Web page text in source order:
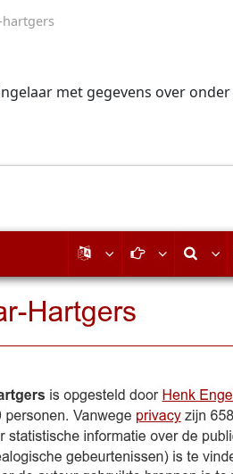
met gegevens over